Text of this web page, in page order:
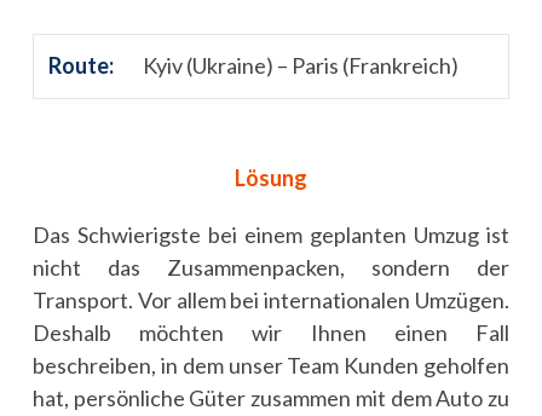
Route: Kyiv (Ukraine) – Paris (Frankreich)
Lösung
Das Schwierigste bei einem geplanten Umzug ist
nicht das Zusammenpacken, sondern der
Transport. Vor allem bei internationalen Umzügen.
Deshalb möchten wir Ihnen einen Fall
beschreiben, in dem unser Team Kunden geholfen
hat, persönliche Güter zusammen mit dem Auto zu